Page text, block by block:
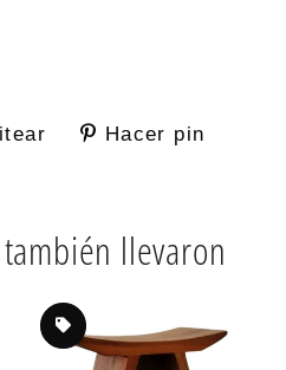
TuitearHacer pin
llevaron